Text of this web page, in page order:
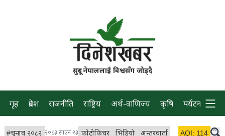
सुदूर नेपाललाई विश्वसँग जोड्दै
गृह प्रदेश राजनीति राष्ट्रिय अर्थ-वाणिज्य कृषि पर्यटन प्रवास
#चुनाव २०८२ २०८३ साउन २३ फोटोफिचर भिडियो अन्तरवार्ता विचार/ब्लग
AQI: 114